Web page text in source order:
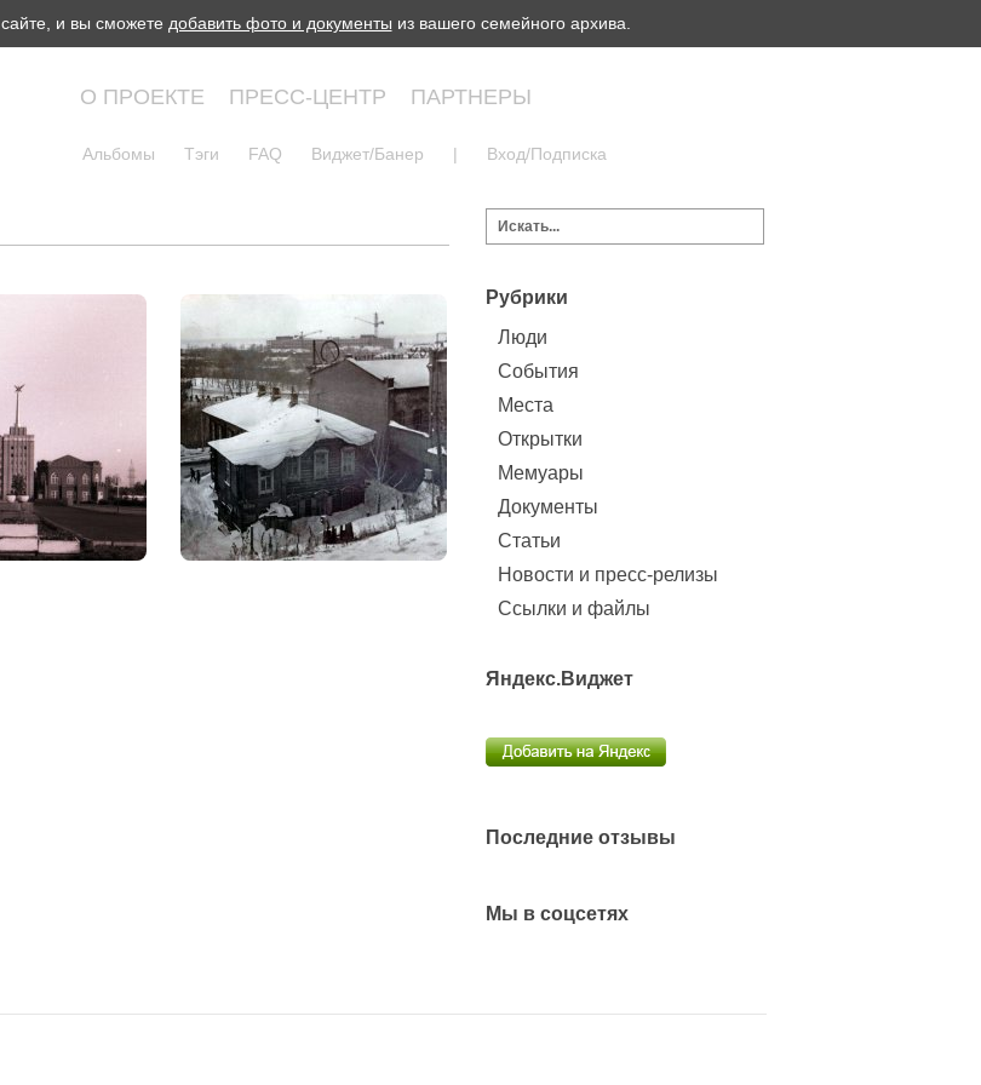
и вы сможете добавить фото и документы из вашего семейного архива.
О ПРОЕКТЕ ПРЕСС-ЦЕНТР ПАРТНЕРЫ
Альбомы Тэги FAQ Виджет/Банер | Вход/Подписка
Рубрики
Люди
События
Места
Открытки
Мемуары
Документы
Статьи
Новости и пресс-релизы
Ссылки и файлы
Яндекс.Виджет
Последние отзывы
Мы в соцсетях